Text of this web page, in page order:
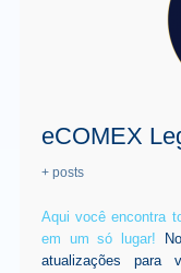
eCOMEX
+ posts
Aqui você encontra
em um só lugar!
atualizações para